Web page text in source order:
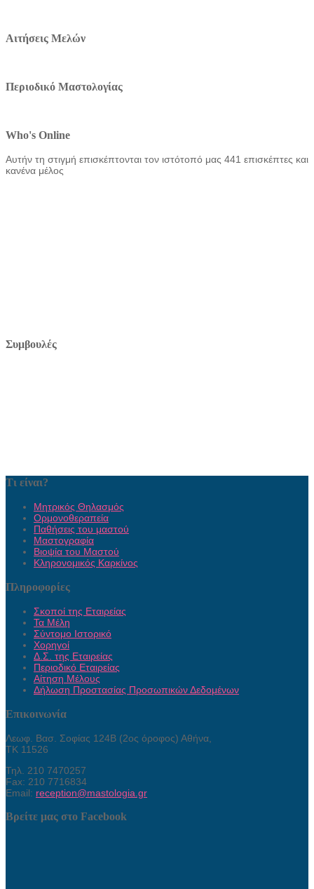
Αιτήσεις Μελών
Περιοδικό Μαστολογίας
Who's Online
Αυτήν τη στιγμή επισκέπτονται τον ιστότοπό μας 441 επισκέπτες και
κανένα μέλος
Συμβουλές
Τι είναι?
Μητρικός Θηλασμός
Ορμονοθεραπεία
Παθήσεις του μαστού
Μαστογραφία
Βιοψία του Μαστού
Κληρονομικός Καρκίνος
Πληροφορίες
Σκοποί της Εταιρείας
Τα Μέλη
Σύντομο Ιστορικό
Χορηγοί
Δ.Σ. της Εταιρείας
Περιοδικό Εταιρείας
Αίτηση Μέλους
Δήλωση Προστασίας Προσωπικών Δεδομένων
Επικοινωνία
Λεωφ. Βασ. Σοφίας 124Β (2ος όροφος) Αθήνα,
ΤΚ 11526
Τηλ. 210 7470257
Fax: 210 7716834
Email: reception@mastologia.gr
Βρείτε μας στο Facebook